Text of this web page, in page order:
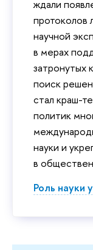
ждали
протоколов
научной
в мерах
затронутых
поиск
стал краш-
политик
науки и
в
Роль науки